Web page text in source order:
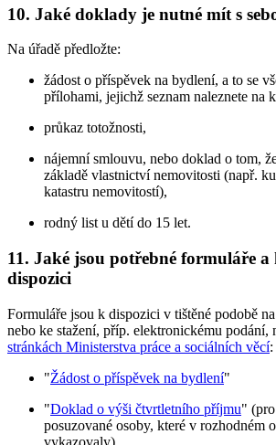
10. Jaké doklady je nutné mít s
Na úřadě předložte:
žádost o příspěvek na bydlení, a to se
přílohami, jejichž seznam naleznete na
průkaz totožnosti,
nájemní smlouvu, nebo doklad o tom,
základě vlastnictví nemovitosti (např.
katastru nemovitostí),
rodný list u dětí do 15 let.
11. Jaké jsou potřebné formuláře a
dispozici
Formuláře jsou k dispozici v tištěné podobě
nebo ke stažení, příp. elektronickému podání,
stránkách Ministerstva práce a sociálních věcí:
"Žádost o příspěvek na bydlení"
"Doklad o výši čtvrtletního příjmu"
posuzované osoby, které v rozhodném
vykazovaly)